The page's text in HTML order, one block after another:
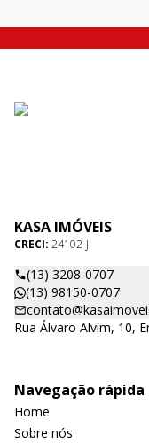
KASA IMÓVEIS
CRECI: 24102-J
(13) 3208-0707
(13) 98150-0707
Rua Álvaro Alvim, 10,
Navegação rápida
Home
Sobre nós